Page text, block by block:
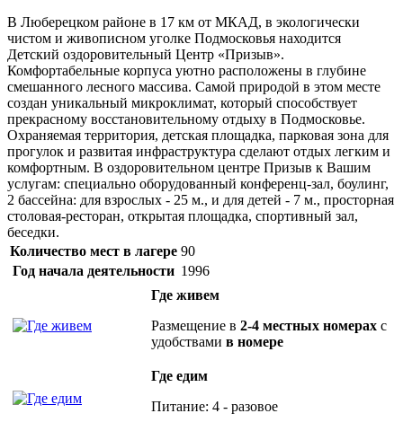
В Люберецком районе в 17 км от МКАД, в экологически
чистом и живописном уголке Подмосковья находится
Детский оздоровительный Центр «Призыв».
Комфортабельные корпуса уютно расположены в глубине
смешанного лесного массива. Самой природой в этом месте
создан уникальный микроклимат, который способствует
прекрасному восстановительному отдыху в Подмосковье.
Охраняемая территория, детская площадка, парковая зона для
прогулок и развитая инфраструктура сделают отдых легким и
комфортным. В оздоровительном центре Призыв к Вашим
услугам: специально оборудованный конференц-зал, боулинг,
2 бассейна: для взрослых - 25 м., и для детей - 7 м., просторная
столовая-ресторан, открытая площадка, спортивный зал,
беседки.
Количество мест в лагере 90
Год начала деятельности 1996
Где живем
Размещение в 2-4 местных номерах с
удобствами в номере
Где едим
Питание: 4 - разовое